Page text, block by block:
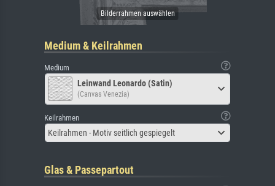
Medium & Keilrahmen
Medium
Leinwand Leonardo (Satin)
(Canvas Venezia)
Keilrahmen
Keilrahmen - Motiv seitlich gespiegelt
Glas & Passepartout